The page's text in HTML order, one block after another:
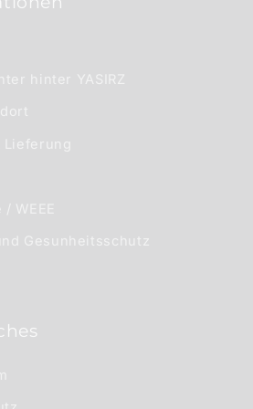
hinter YASIRZ
Lieferung
WEEE
Gesunheitsschutz